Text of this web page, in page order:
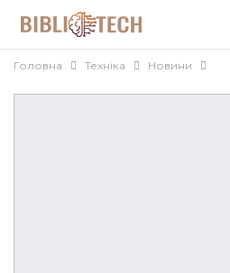
Головна Техніка Новини